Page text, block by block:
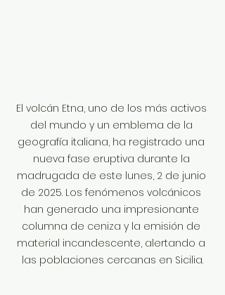
El volcán Etna, uno de los más activos
del mundo y un emblema de la
geografía italiana, ha registrado una
nueva fase eruptiva durante la
madrugada de este lunes, 2 de junio
de 2025. Los fenómenos volcánicos
han generado una impresionante
columna de ceniza y la emisión de
material incandescente, alertando a
las poblaciones cercanas en Sicilia.